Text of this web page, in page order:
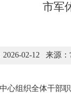
市军
2026-02-12 来源
心组织全体干部